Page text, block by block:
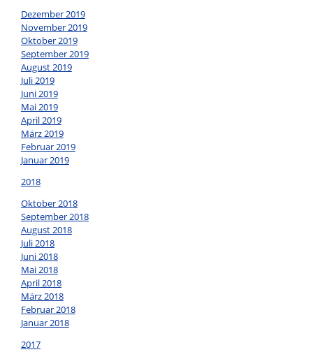
Dezember 2019
November 2019
Oktober 2019
September 2019
August 2019
Juli 2019
Juni 2019
Mai 2019
April 2019
März 2019
Februar 2019
Januar 2019
2018
Oktober 2018
September 2018
August 2018
Juli 2018
Juni 2018
Mai 2018
April 2018
März 2018
Februar 2018
Januar 2018
2017